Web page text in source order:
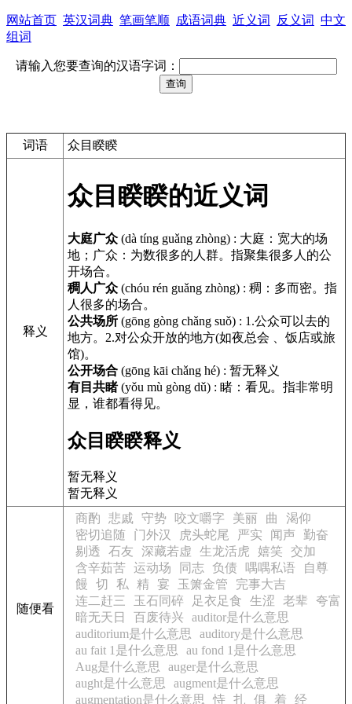
网站首页 英汉词典 笔画笔顺 成语词典 近义词 反义词 中文
组词
请输入您要查询的汉语字词：
词语 众目睽睽
释义
众目睽睽的近义词
大庭广众 (dà tíng guǎng zhòng) : 大庭：宽大的场
地；广众：为数很多的人群。指聚集很多人的公
开场合。
稠人广众 (chóu rén guǎng zhòng) : 稠：多而密。指
人很多的场合。
公共场所 (gōng gòng chǎng suǒ) : 1.公众可以去的
地方。2.对公众开放的地方(如夜总会 、饭店或旅
馆)。
公开场合 (gōng kāi chǎng hé) : 暂无释义
有目共睹 (yǒu mù gòng dǔ) : 睹：看见。指非常明
显，谁都看得见。
众目睽睽释义
暂无释义
暂无释义
随便看
商酌 悲戚 守势 咬文嚼字 美丽 曲
渴仰
密切追随
门外汉 虎头蛇尾 严实 闻声
勤奋
剔透
石友 深藏若虚 生龙活虎 嬉笑
交加
含辛茹苦 运动场 同志 负债 喁喁私语
自尊
饅
切 私 精 宴 玉箫金管
完事大吉
连二赶三
玉石同碎 足衣足食 生涩 老辈
夸富
暗无天日
百废待兴 auditor是什么意思
auditorium是什么意思
auditory是什么意思
au fait 1是什么意思
au fond 1是什么意思
Aug是什么意思
auger是什么意思
aught是什么意思
augment是什么意思
augmentation是什么意思
恃 扎 俱 着 经